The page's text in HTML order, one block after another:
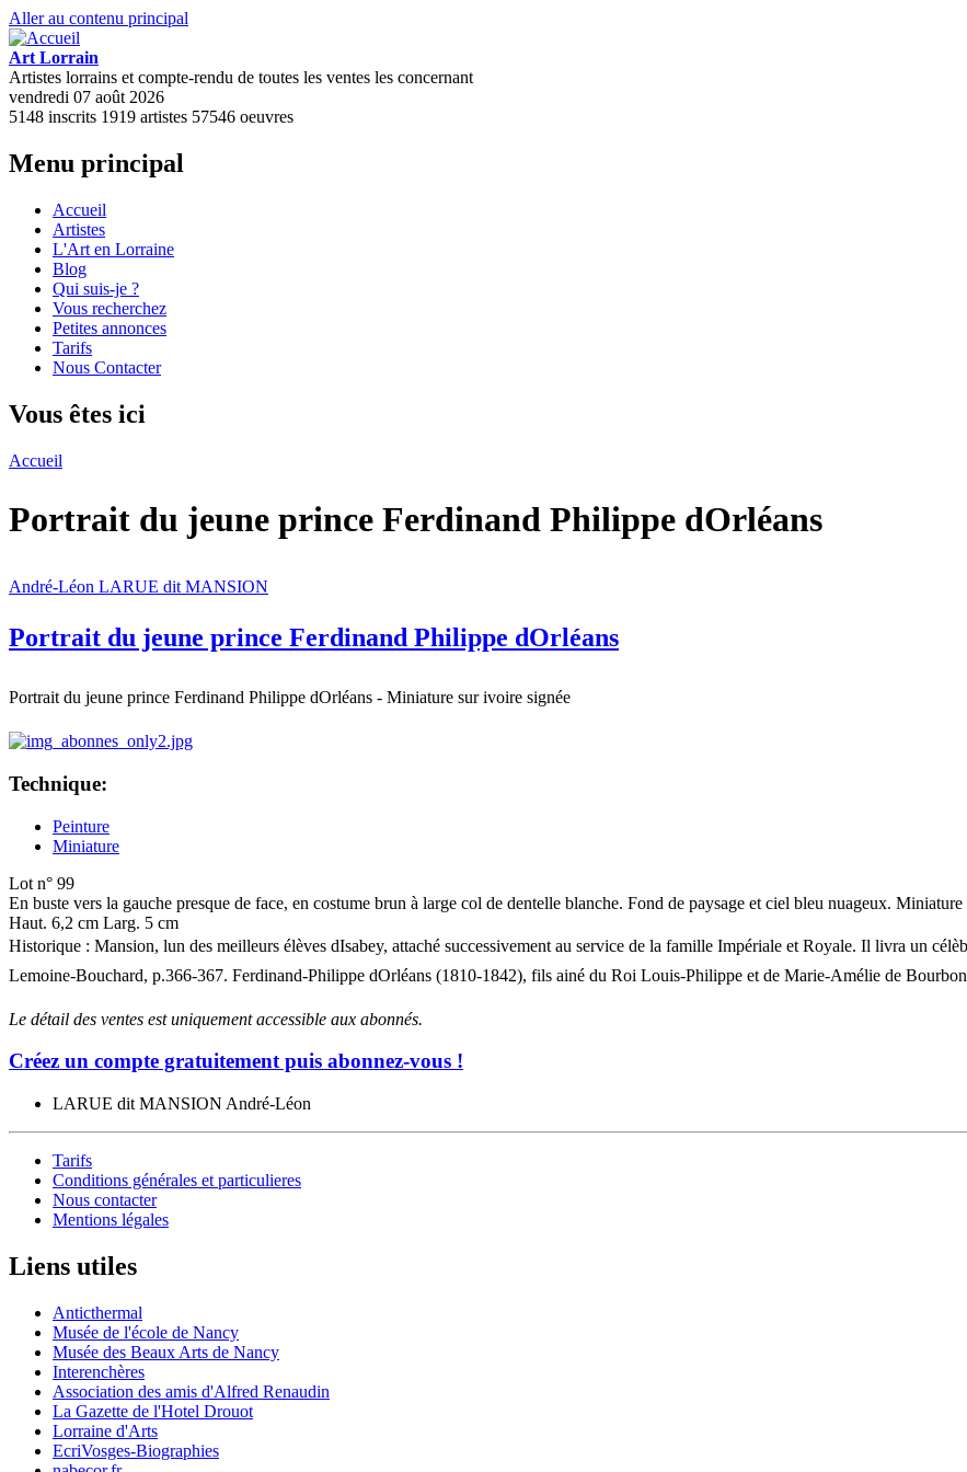
Aller au contenu principal
Art Lorrain
Artistes lorrains et compte-rendu de toutes les ventes les concernant
vendredi 07 août 2026
5148 inscrits 1919 artistes 57546 oeuvres
Menu principal
Accueil
Artistes
L'Art en Lorraine
Blog
Qui suis-je ?
Vous recherchez
Petites annonces
Tarifs
Nous Contacter
Vous êtes ici
Accueil
Portrait du jeune prince Ferdinand Philippe dOrléans
André-Léon LARUE dit MANSION
Portrait du jeune prince Ferdinand Philippe dOrléans
Portrait du jeune prince Ferdinand Philippe dOrléans - Miniature sur ivoire signée
Technique:
Peinture
Miniature
Lot n° 99
En buste vers la gauche presque de face, en costume brun à large col de dentelle blanche. Fond de paysage et ciel bleu nuageux.
Haut. 6,2 cm Larg. 5 cm
Historique : Mansion, lun des meilleurs élèves dIsabey, attaché successivement au service de la famille Impériale et Royale. Il livra un
Lemoine-Bouchard, p.366-367. Ferdinand-Philippe dOrléans (1810-1842), fils ainé du Roi Louis-Philippe et de Marie-Amélie de
Le détail des ventes est uniquement accessible aux abonnés.
Créez un compte gratuitement puis abonnez-vous !
LARUE dit MANSION André-Léon
Tarifs
Conditions générales et particulieres
Nous contacter
Mentions légales
Liens utiles
Anticthermal
Musée de l'école de Nancy
Musée des Beaux Arts de Nancy
Interenchères
Association des amis d'Alfred Renaudin
La Gazette de l'Hotel Drouot
Lorraine d'Arts
EcriVosges-Biographies